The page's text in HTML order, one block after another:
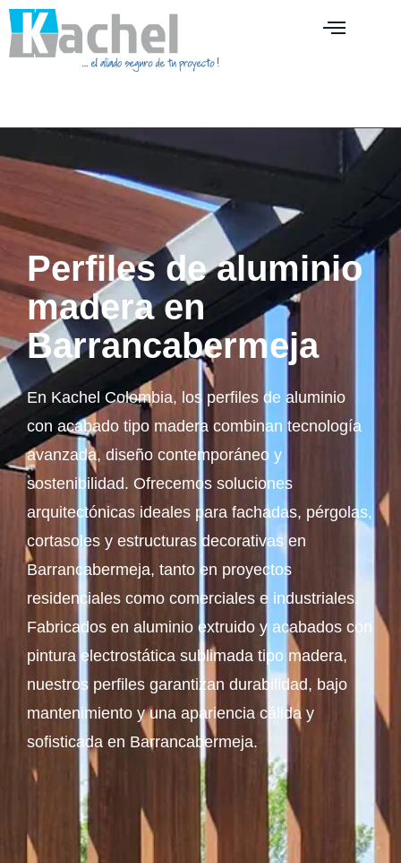
Perfiles de aluminio
madera en
Barrancabermeja
En Kachel Colombia, los perfiles de aluminio
con acabado tipo madera combinan tecnología
avanzada, diseño contemporáneo y
sostenibilidad. Ofrecemos soluciones
arquitectónicas ideales para fachadas, pérgolas,
cortasoles y estructuras decorativas en
Barrancabermeja, tanto en proyectos
residenciales como comerciales e industriales.
Fabricados en aluminio extruido y acabados con
pintura electrostática sublimada tipo madera,
nuestros perfiles garantizan durabilidad, bajo
mantenimiento y una apariencia cálida y
sofisticada en Barrancabermeja.